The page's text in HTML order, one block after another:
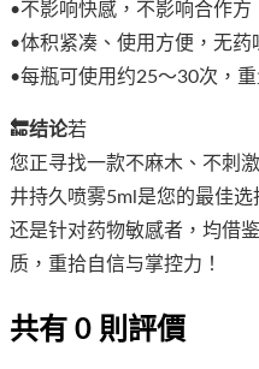
•不影响快感，不影响合作方
•体积紧凑、使用方便，无药
•每瓶可使用约25～30次，
🔚结论若
您正寻找一款不麻木、不刺
井持久喷雾5ml是您的最佳选
还是针对药物敏感者，均借
质，重拾自信与掌控力！
共有 0 則評價